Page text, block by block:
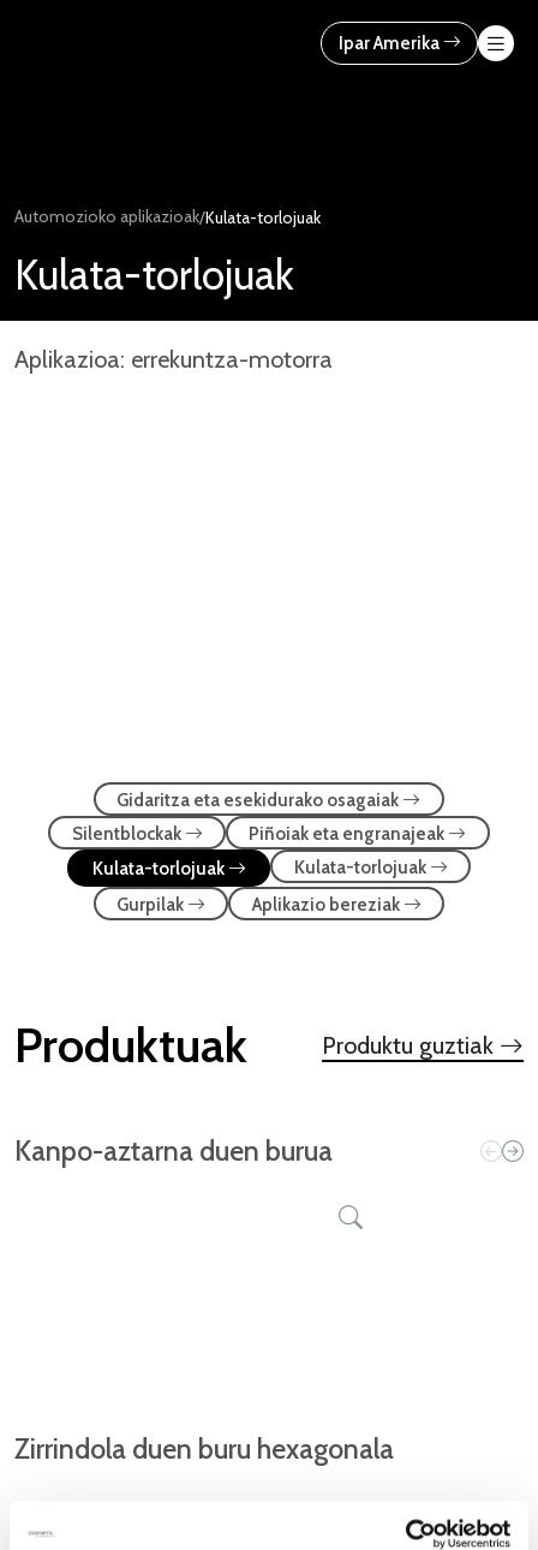
Ipar Amerika
Automozioko aplikazioak/Kulata-torlojuak
Kulata-torlojuak
Aplikazioa: errekuntza-motorra
Gidaritza eta esekidurako osagaiak
Silentblockak
Piñoiak eta engranajeak
Kulata-torlojuak
Kulata-torlojuak
Gurpilak
Aplikazio bereziak
Produktuak Produktu guztiak
Kanpo-aztarna duen burua
Zirrindola duen buru hexagonala